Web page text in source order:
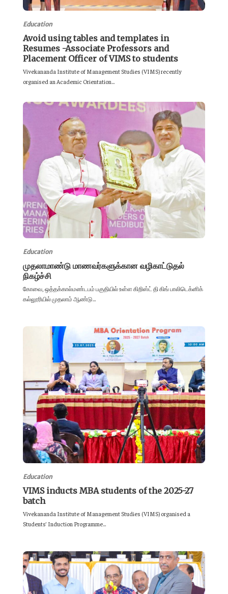
Education
Avoid using tables and templates in
Resumes -Associate Professors and
Placement Officer of VIMS to students
Vivekananda Institute of Management Studies (VIMS) recently
organised an Academic Orientation...
Education
முதலாமாண்டு மாணவர்களுக்கான வழிகாட்டுதல்
நிகழ்ச்சி
கோவை, ஒத்தக்கால்மண்டபம் பகுதியில் உள்ள கிறிஸ்ட் தி கிங் பாலிடெக்னிக்
கல்லூரியில் முதலாம் ஆண்டு...
Education
VIMS inducts MBA students of the 2025-27
batch
Vivekananda Institute of Management Studies (VIMS) organised a
Students’ Induction Programme...